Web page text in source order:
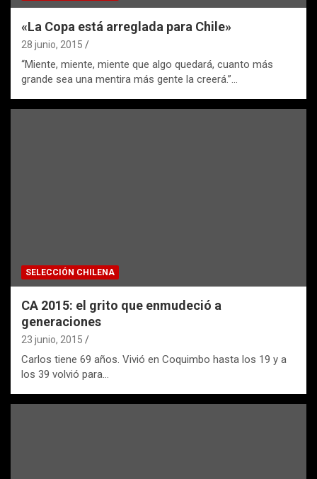
«La Copa está arreglada para Chile»
28 junio, 2015
“Miente, miente, miente que algo quedará, cuanto más
grande sea una mentira más gente la creerá.”…
SELECCIÓN CHILENA
CA 2015: el grito que enmudeció a
generaciones
23 junio, 2015
Carlos tiene 69 años. Vivió en Coquimbo hasta los 19 y a
los 39 volvió para…